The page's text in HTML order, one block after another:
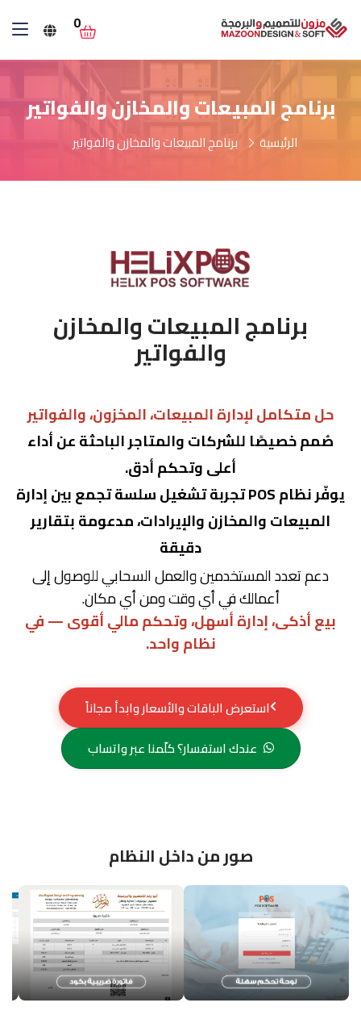
0
برنامج المبيعات والمخازن والفواتير
الرئيسية برنامج المبيعات والمخازن والفواتير
برنامج المبيعات والمخازن
والفواتير
حل متكامل لإدارة المبيعات، المخزون، والفواتير
صُمم خصيصًا للشركات والمتاجر الباحثة عن أداء
أعلى وتحكم أدق.
يوفّر نظام POS تجربة تشغيل سلسة تجمع بين إدارة
المبيعات والمخازن والإيرادات، مدعومة بتقارير
دقيقة
دعم تعدد المستخدمين والعمل السحابي للوصول إلى
أعمالك في أي وقت ومن أي مكان.
بيع أذكى، إدارة أسهل، وتحكم مالي أقوى — في
نظام واحد.
استعرض الباقات والأسعار وابدأ مجاناً
عندك استفسار؟ كلّمنا عبر واتساب
صور من داخل النظام